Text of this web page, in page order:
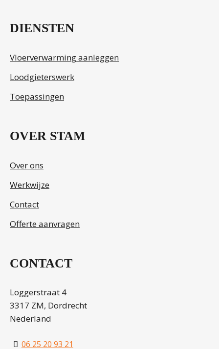
DIENSTEN
Vloerverwarming aanleggen
Loodgieterswerk
Toepassingen
OVER STAM
Over ons
Werkwijze
Contact
Offerte aanvragen
CONTACT
Loggerstraat 4
3317 ZM, Dordrecht
Nederland
06 25 20 93 21